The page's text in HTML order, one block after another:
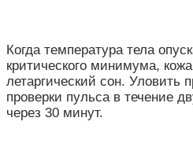
Когда температура тела
критического минимума,
летаргический сон. Уловить
проверки пульса в течение
через 30 минут.